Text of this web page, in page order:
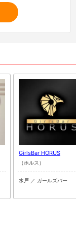
GirlsBar HORUS
（ホルス）
水戸 ／ ガールズバー